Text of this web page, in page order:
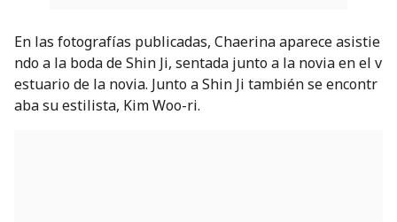
En las fotografías publicadas, Chaerina aparece asistie
ndo a la boda de Shin Ji, sentada junto a la novia en el v
estuario de la novia. Junto a Shin Ji también se encontr
aba su estilista, Kim Woo-ri.